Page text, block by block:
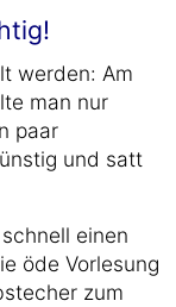
werden: Am
man nur
paar
und satt
einen
öde Vorlesung
zum